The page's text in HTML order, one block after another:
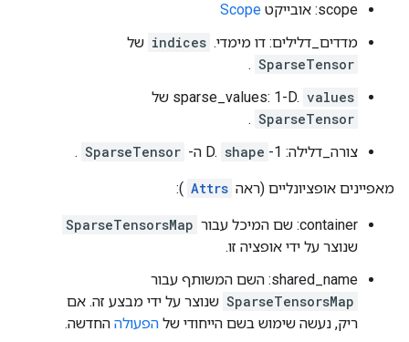
scope: אובייקט
Scope
מדדים_דלילים: דו מימדי. indices של
SparseTensor
.
sparse_values: 1-D. values
של
SparseTensor
.
צורה_דלילה: 1-D.
shape ה- SparseTensor
.
מאפיינים אופציונליים (ראה Attrs
):
container: שם המיכל עבור
SparseTensorsMap
שנוצר על ידי אופציה זו.
shared_name: השם המשותף עבור
SparseTensorsMap שנוצר על ידי מבצע זה. אם
ריק, נעשה שימוש בשם הייחודי של הפעולה החדשה.